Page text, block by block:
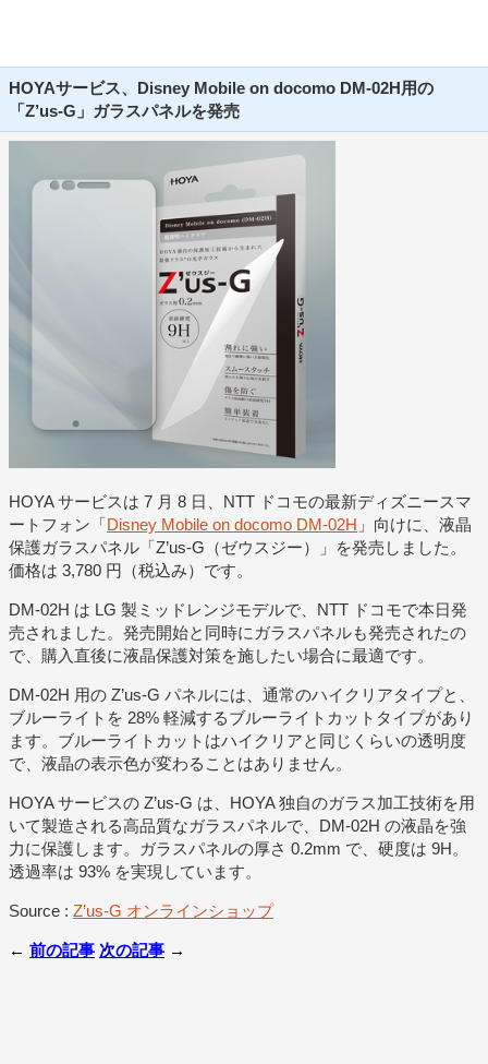
HOYAサービス、Disney Mobile on docomo DM-02H用の
「Z’us-G」ガラスパネルを発売
HOYA サービスは 7 月 8 日、NTT ドコモの最新ディズニースマ
ートフォン「Disney Mobile on docomo DM-02H 」向けに、液晶
保護ガラスパネル「Z’us-G（ゼウスジー）」を発売しました。
価格は 3,780 円（税込み）です。
DM-02H は LG 製ミッドレンジモデルで、NTT ドコモで本日発
売されました。発売開始と同時にガラスパネルも発売されたの
で、購入直後に液晶保護対策を施したい場合に最適です。
DM-02H 用の Z’us-G パネルには、通常のハイクリアタイプと、
ブルーライトを 28% 軽減するブルーライトカットタイプがあり
ます。ブルーライトカットはハイクリアと同じくらいの透明度
で、液晶の表示色が変わることはありません。
HOYA サービスの Z’us-G は、HOYA 独自のガラス加工技術を用
いて製造される高品質なガラスパネルで、DM-02H の液晶を強
力に保護します。ガラスパネルの厚さ 0.2mm で、硬度は 9H。
透過率は 93% を実現しています。
Source : Z’us-G オンラインショップ
← 前の記事 次の記事 →